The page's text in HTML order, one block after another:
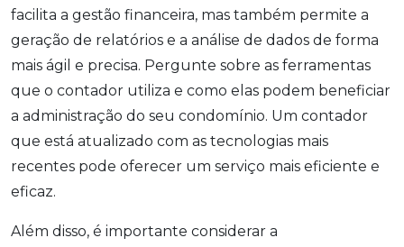
facilita a gestão financeira, mas também permite a
geração de relatórios e a análise de dados de forma
mais ágil e precisa. Pergunte sobre as ferramentas
que o contador utiliza e como elas podem beneficiar
a administração do seu condomínio. Um contador
que está atualizado com as tecnologias mais
recentes pode oferecer um serviço mais eficiente e
eficaz.
Além disso, é importante considerar a